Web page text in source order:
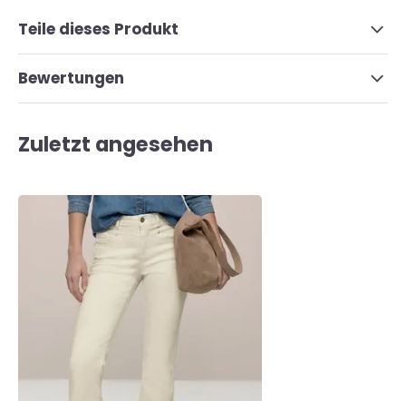
Teile dieses Produkt
Bewertungen
Zuletzt angesehen